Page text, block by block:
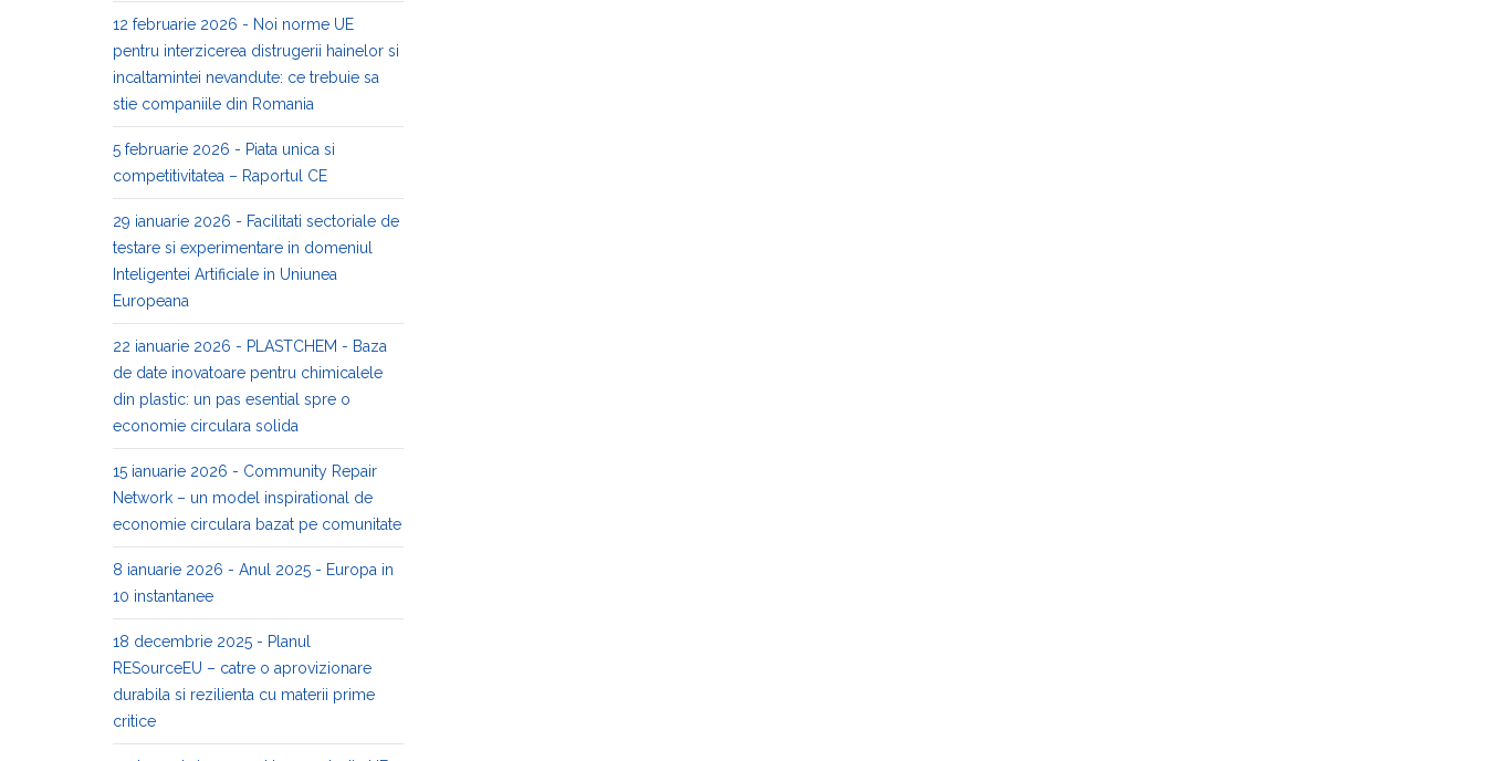
12 februarie 2026 - Noi norme UE
pentru interzicerea distrugerii hainelor si
incaltamintei nevandute: ce trebuie sa
stie companiile din Romania
5 februarie 2026 - Piata unica si
competitivitatea – Raportul CE
29 ianuarie 2026 - Facilitati sectoriale de
testare si experimentare in domeniul
Inteligentei Artificiale in Uniunea
Europeana
22 ianuarie 2026 - PLASTCHEM - Baza
de date inovatoare pentru chimicalele
din plastic: un pas esential spre o
economie circulara solida
15 ianuarie 2026 - Community Repair
Network – un model inspirational de
economie circulara bazat pe comunitate
8 ianuarie 2026 - Anul 2025 - Europa in
10 instantanee
18 decembrie 2025 - Planul
RESourceEU – catre o aprovizionare
durabila si rezilienta cu materii prime
critice